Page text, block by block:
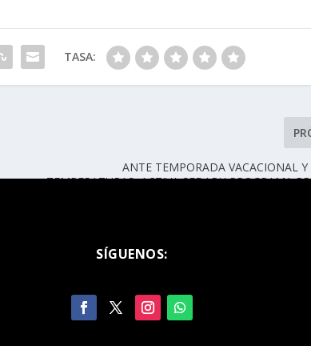
TASA:
ANTE TEMPORADA VACACIONAL
TEMPERATURAS, ACTIVA SEDARH PROGRAMA
SÍGUENOS: